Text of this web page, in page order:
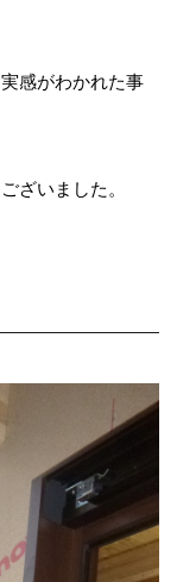
感がわかれた事
ざいました。